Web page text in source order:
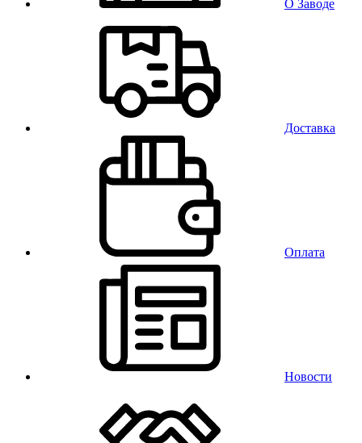
О Заводе
Доставка
Оплата
Новости